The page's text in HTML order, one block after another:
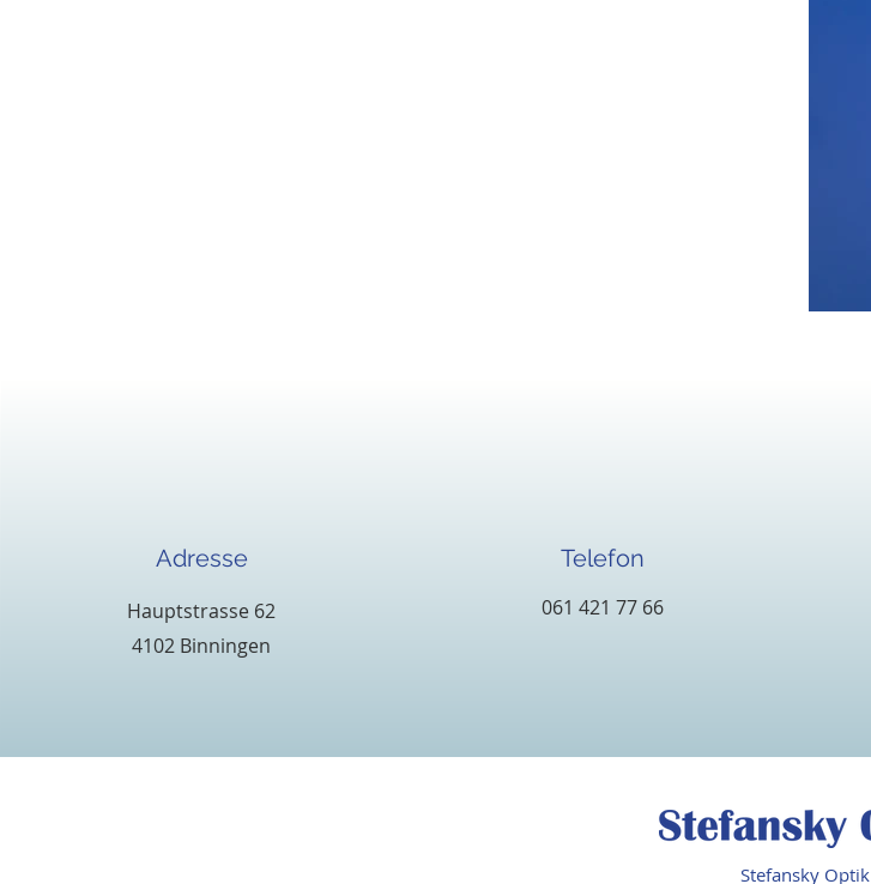
Adresse
Hauptstrasse 62
4102 Binningen
Telefon
061 421 77 66
Stefansky Optik